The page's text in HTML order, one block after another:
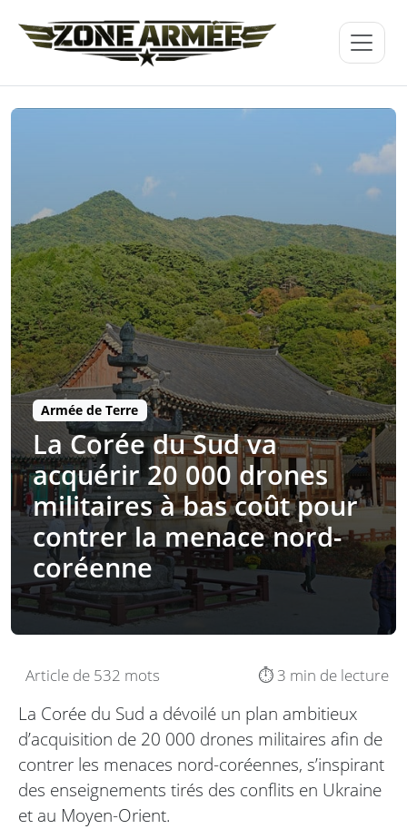
Armée de Terre
La Corée du Sud va
acquérir 20 000 drones
militaires à bas coût pour
contrer la menace nord-
coréenne
Article de 532 mots ⏱️ 3 min de lecture
La Corée du Sud a dévoilé un plan ambitieux
d’acquisition de 20 000 drones militaires afin de
contrer les menaces nord-coréennes, s’inspirant
des enseignements tirés des conflits en Ukraine
et au Moyen-Orient.